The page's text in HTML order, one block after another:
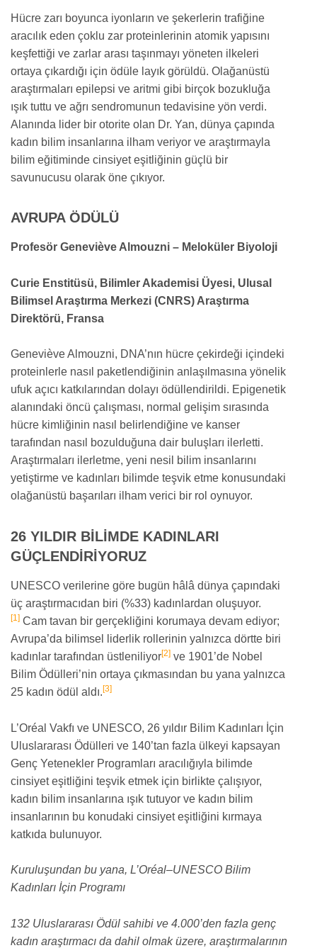
Hücre zarı boyunca iyonların ve şekerlerin trafiğine
aracılık eden çoklu zar proteinlerinin atomik yapısını
keşfettiği ve zarlar arası taşınmayı yöneten ilkeleri
ortaya çıkardığı için ödüle layık görüldü. Olağanüstü
araştırmaları epilepsi ve aritmi gibi birçok bozukluğa
ışık tuttu ve ağrı sendromunun tedavisine yön verdi.
Alanında lider bir otorite olan Dr. Yan, dünya çapında
kadın bilim insanlarına ilham veriyor ve araştırmayla
bilim eğitiminde cinsiyet eşitliğinin güçlü bir
savunucusu olarak öne çıkıyor.
AVRUPA ÖDÜLÜ
Profesör Geneviève Almouzni – Meloküler Biyoloji
Curie Enstitüsü, Bilimler Akademisi Üyesi, Ulusal
Bilimsel Araştırma Merkezi (CNRS) Araştırma
Direktörü, Fransa
Geneviève Almouzni, DNA’nın hücre çekirdeği içindeki
proteinlerle nasıl paketlendiğinin anlaşılmasına yönelik
ufuk açıcı katkılarından dolayı ödüllendirildi. Epigenetik
alanındaki öncü çalışması, normal gelişim sırasında
hücre kimliğinin nasıl belirlendiğine ve kanser
tarafından nasıl bozulduğuna dair buluşları ilerletti.
Araştırmaları ilerletme, yeni nesil bilim insanlarını
yetiştirme ve kadınları bilimde teşvik etme konusundaki
olağanüstü başarıları ilham verici bir rol oynuyor.
26 YILDIR BİLİMDE KADINLARI
GÜÇLENDİRİYORUZ
UNESCO verilerine göre bugün hâlâ dünya çapındaki
üç araştırmacıdan biri (%33) kadınlardan oluşuyor.
[1] Cam tavan bir gerçekliğini korumaya devam ediyor;
Avrupa’da bilimsel liderlik rollerinin yalnızca dörtte biri
kadınlar tarafından üstleniliyor[2] ve 1901’de Nobel
Bilim Ödülleri’nin ortaya çıkmasından bu yana yalnızca
25 kadın ödül aldı.[3]
L’Oréal Vakfı ve UNESCO, 26 yıldır Bilim Kadınları İçin
Uluslararası Ödülleri ve 140’tan fazla ülkeyi kapsayan
Genç Yetenekler Programları aracılığıyla bilimde
cinsiyet eşitliğini teşvik etmek için birlikte çalışıyor,
kadın bilim insanlarına ışık tutuyor ve kadın bilim
insanlarının bu konudaki cinsiyet eşitliğini kırmaya
katkıda bulunuyor.
Kuruluşundan bu yana, L’Oréal–UNESCO Bilim
Kadınları İçin Programı
132 Uluslararası Ödül sahibi ve 4.000’den fazla genç
kadın araştırmacı da dahil olmak üzere, araştırmalarının